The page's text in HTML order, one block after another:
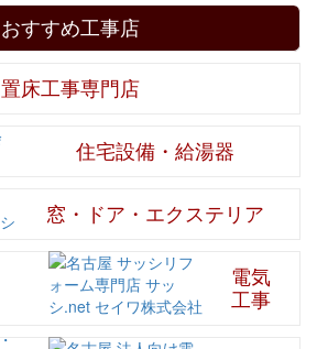
おすすめ工事店
置床工事専門店
住宅設備・給湯器
窓・ドア・エクステリア
電気
工事